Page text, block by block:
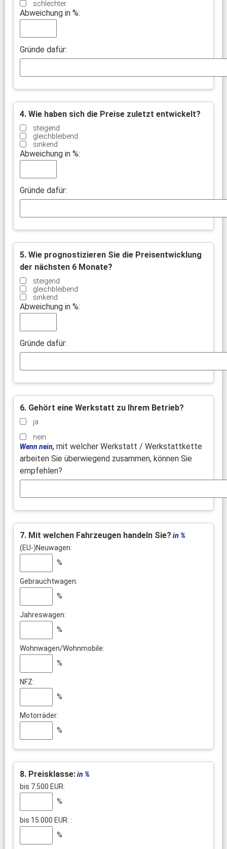
schlechter
Abweichung in %:
Gründe dafür:
4. Wie haben sich die Preise zuletzt entwickelt?
steigend
gleichbleibend
sinkend
Abweichung in %:
Gründe dafür:
5. Wie prognostizieren Sie die Preisentwicklung
der nächsten 6 Monate?
steigend
gleichbleibend
sinkend
Abweichung in %:
Gründe dafür:
6. Gehört eine Werkstatt zu Ihrem Betrieb?
ja
nein
Wenn nein, mit welcher Werkstatt / Werkstattkette
arbeiten Sie überwiegend zusammen, können Sie
empfehlen?
7. Mit welchen Fahrzeugen handeln Sie? in %
(EU-)Neuwagen:
%
Gebrauchtwagen:
%
Jahreswagen:
%
Wohnwagen/Wohnmobile:
%
NFZ:
%
Motorräder:
%
8. Preisklasse:in %
bis 7.500 EUR:
%
bis 15.000 EUR: :
%